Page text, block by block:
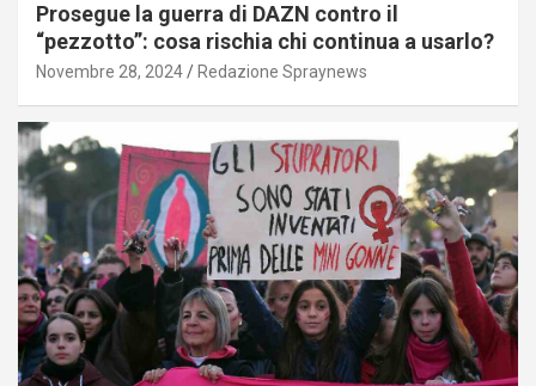
Prosegue la guerra di DAZN contro il
“pezzotto”: cosa rischia chi continua a usarlo?
Novembre 28, 2024 Redazione Spraynews